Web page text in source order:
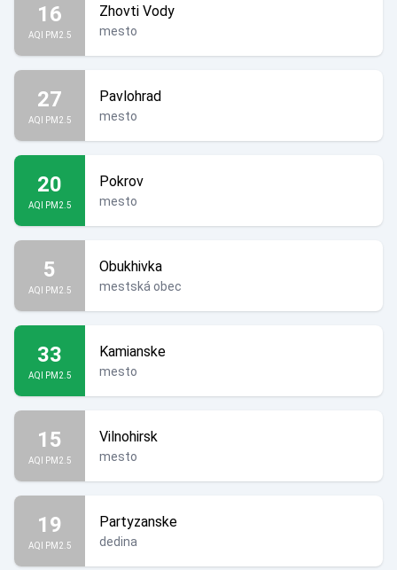
16
AQI PM2.5
Zhovti Vody
mesto
27
AQI PM2.5
Pavlohrad
mesto
20
AQI PM2.5
Pokrov
mesto
5
AQI PM2.5
Obukhivka
mestská obec
33
AQI PM2.5
Kamianske
mesto
15
AQI PM2.5
Vilnohirsk
mesto
19
AQI PM2.5
Partyzanske
dedina